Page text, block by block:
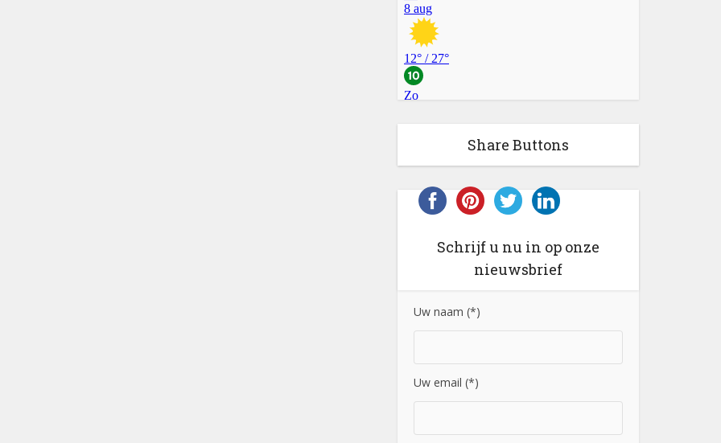
Share Buttons
Schrijf u nu in op onze
nieuwsbrief
Uw naam (*)
Uw email (*)